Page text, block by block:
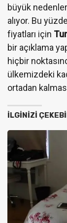
büyük
alıyor. Bu
fiyatları için
bir açıklama
hiçbir
ülkemizdeki
ortadan
İLGINIZI